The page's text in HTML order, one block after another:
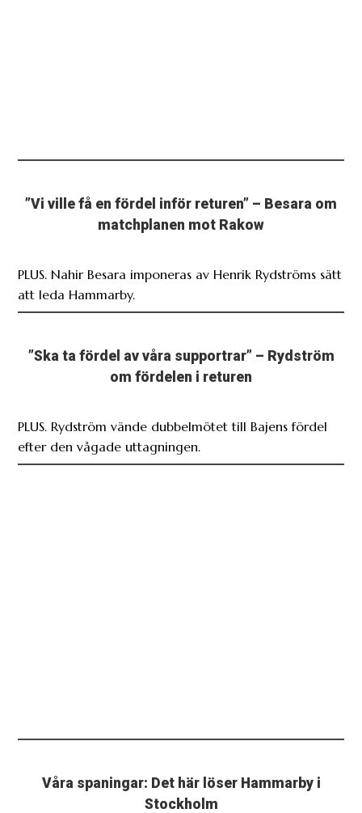
”Vi ville få en fördel inför returen” – Besara om
matchplanen mot Rakow
PLUS. Nahir Besara imponeras av Henrik Rydströms sätt
att leda Hammarby.
”Ska ta fördel av våra supportrar” – Rydström
om fördelen i returen
PLUS. Rydström vände dubbelmötet till Bajens fördel
efter den vågade uttagningen.
Våra spaningar: Det här löser Hammarby i
Stockholm